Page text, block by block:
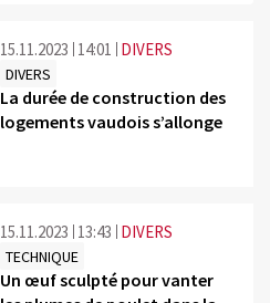
15.11.2023 14:01 DIVERS
DIVERS
La durée de construction des
logements vaudois s’allonge
15.11.2023 13:43 DIVERS
TECHNIQUE
Un œuf sculpté pour vanter